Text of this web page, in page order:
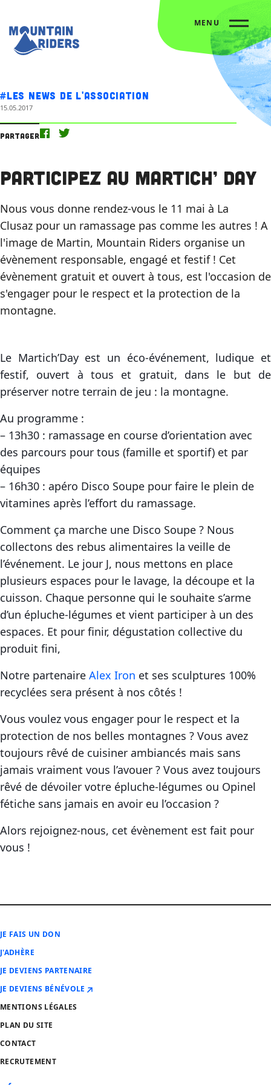
MENU
#Les news de l'association
15.05.2017
Partager
Participez au Martich’ Day
Nous vous donne rendez-vous le 11 mai à La
Clusaz pour un ramassage pas comme les autres ! A
l'image de Martin, Mountain Riders organise un
évènement responsable, engagé et festif ! Cet
évènement gratuit et ouvert à tous, est l'occasion de
s'engager pour le respect et la protection de la
montagne.
Le Martich’Day est un éco-événement, ludique et
festif, ouvert à tous et gratuit, dans le but de
préserver notre terrain de jeu : la montagne.
Au programme :
– 13h30 : ramassage en course d’orientation avec
des parcours pour tous (famille et sportif) et par
équipes
– 16h30 : apéro Disco Soupe pour faire le plein de
vitamines après l’effort du ramassage.
Comment ça marche une Disco Soupe ? Nous
collectons des rebus alimentaires la veille de
l’événement. Le jour J, nous mettons en place
plusieurs espaces pour le lavage, la découpe et la
cuisson. Chaque personne qui le souhaite s’arme
d’un épluche-légumes et vient participer à un des
espaces. Et pour finir, dégustation collective du
produit fini,
Notre partenaire Alex Iron et ses sculptures 100%
recyclées sera présent à nos côtés !
Vous voulez vous engager pour le respect et la
protection de nos belles montagnes ? Vous avez
toujours rêvé de cuisiner ambiancés mais sans
jamais vraiment vous l’avouer ? Vous avez toujours
rêvé de dévoiler votre épluche-légumes ou Opinel
fétiche sans jamais en avoir eu l’occasion ?
Alors rejoignez-nous, cet évènement est fait pour
vous !
JE FAIS UN DON
J'ADHÈRE
JE DEVIENS PARTENAIRE
JE DEVIENS BÉNÉVOLE
MENTIONS LÉGALES
PLAN DU SITE
CONTACT
RECRUTEMENT